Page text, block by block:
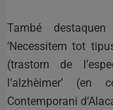
També
‘Necessitem tot
(trastorn de
l’alzhèimer’ (en
Contemporani